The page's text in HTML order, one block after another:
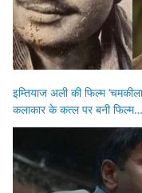
इम्तियाज अली की फिल्म
कलाकार के कत्ल पर बनी फिल्म…